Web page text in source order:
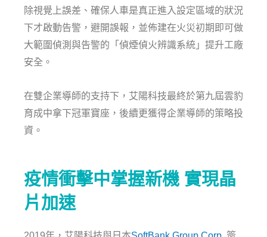
除視覺上誤差、確保人車是真正進入設定區域的狀況
下才啟動告警，避開誤報，並佈建在火災初期即可做
大範圍偵測與告警的「偵煙偵火辨識系統」提升工廠
安全。
在雙企業導師的支持下，艾陽科技最終於第九屆雲豹
育成中拿下冠軍寶座，後續更獲得企業導師的策略投
資。
疫情衝擊中掌握新機 實現晶
片加速